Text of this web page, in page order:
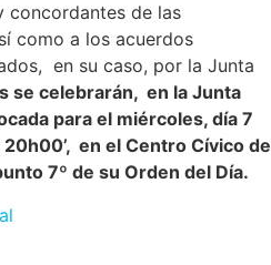
concordantes de las
como a los acuerdos
en su caso, por la Junta
se celebrarán, en la Junta
para el miércoles, día 7
en el Centro Cívico de
7º de su Orden del Día.